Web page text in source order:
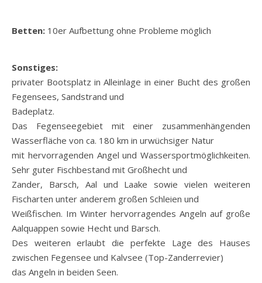
Betten: 10er Aufbettung ohne Probleme möglich
Sonstiges:
privater Bootsplatz in Alleinlage in einer Bucht des großen
Fegensees, Sandstrand und
Badeplatz.
Das Fegenseegebiet mit einer zusammenhängenden
Wasserfläche von ca. 180 km in urwüchsiger Natur
mit hervorragenden Angel und Wassersportmöglichkeiten.
Sehr guter Fischbestand mit Großhecht und
Zander, Barsch, Aal und Laake sowie vielen weiteren
Fischarten unter anderem großen Schleien und
Weißfischen. Im Winter hervorragendes Angeln auf große
Aalquappen sowie Hecht und Barsch.
Des weiteren erlaubt die perfekte Lage des Hauses
zwischen Fegensee und Kalvsee (Top-Zanderrevier)
das Angeln in beiden Seen.